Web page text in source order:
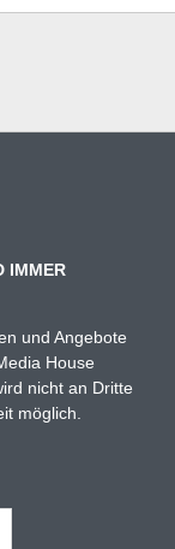
IMMER
und Angebote
House
nicht an Dritte
möglich.